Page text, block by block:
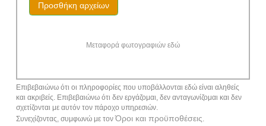
Προσθήκη αρχείων
Μεταφορά φωτογραφιών εδώ
Επιβεβαιώνω ότι οι πληροφορίες που υποβάλλονται εδώ είναι αληθείς
και ακριβείς. Επιβεβαιώνω ότι δεν εργάζομαι, δεν ανταγωνίζομαι και δεν
σχετίζονται με αυτόν τον πάροχο υπηρεσιών.
Συνεχίζοντας, συμφωνώ με τονΌροι και προϋποθέσεις